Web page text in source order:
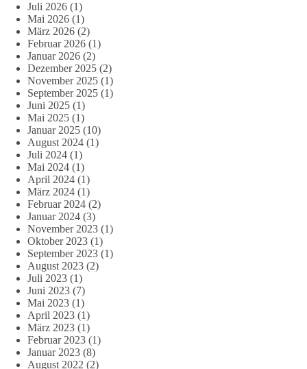
Juli 2026 (1)
Mai 2026 (1)
März 2026 (2)
Februar 2026 (1)
Januar 2026 (2)
Dezember 2025 (2)
November 2025 (1)
September 2025 (1)
Juni 2025 (1)
Mai 2025 (1)
Januar 2025 (10)
August 2024 (1)
Juli 2024 (1)
Mai 2024 (1)
April 2024 (1)
März 2024 (1)
Februar 2024 (2)
Januar 2024 (3)
November 2023 (1)
Oktober 2023 (1)
September 2023 (1)
August 2023 (2)
Juli 2023 (1)
Juni 2023 (7)
Mai 2023 (1)
April 2023 (1)
März 2023 (1)
Februar 2023 (1)
Januar 2023 (8)
August 2022 (2)